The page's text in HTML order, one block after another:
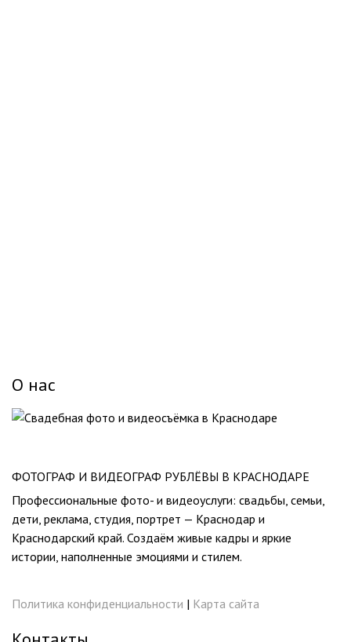
О нас
ФОТОГРАФ И ВИДЕОГРАФ РУБЛЁВЫ В КРАСНОДАРЕ
Профессиональные фото- и видеоуслуги: свадьбы, семьи,
дети, реклама, студия, портрет — Краснодар и
Краснодарский край. Создаём живые кадры и яркие
истории, наполненные эмоциями и стилем.
Политика конфиденциальности | Карта сайта